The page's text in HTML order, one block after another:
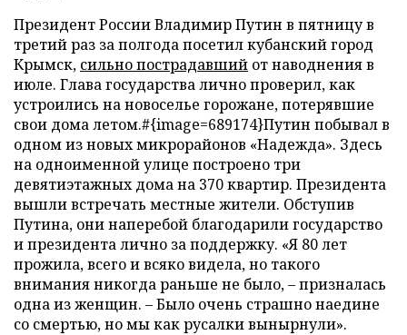
Президент России Владимир Путин в пятницу в
третий раз за полгода посетил кубанский город
Крымск, сильно пострадавший от наводнения в
июле. Глава государства лично проверил, как
устроились на новоселье горожане, потерявшие
свои дома летом.#{image=689174}Путин побывал в
одном из новых микрорайонов «Надежда». Здесь
на одноименной улице построено три
девятиэтажных дома на 370 квартир. Президента
вышли встречать местные жители. Обступив
Путина, они наперебой благодарили государство
и президента лично за поддержку. «Я 80 лет
прожила, всего и всяко видела, но такого
внимания никогда раньше не было, – призналась
одна из женщин. – Было очень страшно наедине
со смертью, но мы как русалки вынырнули».